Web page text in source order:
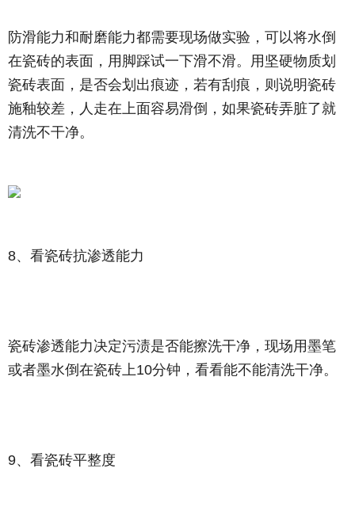
防滑能力和耐磨能力都需要现场做实验，可以将水倒
在瓷砖的表面，用脚踩试一下滑不滑。用坚硬物质划
瓷砖表面，是否会划出痕迹，若有刮痕，则说明瓷砖
施釉较差，人走在上面容易滑倒，如果瓷砖弄脏了就
清洗不干净。
8、看瓷砖抗渗透能力
瓷砖渗透能力决定污渍是否能擦洗干净，现场用墨笔
或者墨水倒在瓷砖上10分钟，看看能不能清洗干净。
9、看瓷砖平整度